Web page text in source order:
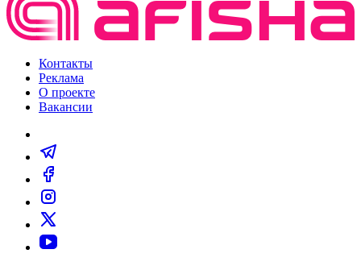
Контакты
Реклама
О проекте
Вакансии